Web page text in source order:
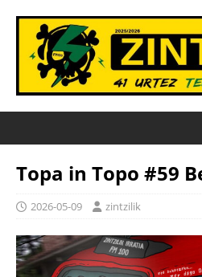
Topa in Topo #59
2026-05-09 zintzilik